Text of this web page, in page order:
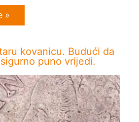
»
kovanicu. Budući da
puno vrijedi.